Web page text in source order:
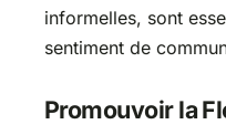
informelles, sont
sentiment de
Promouvoir la